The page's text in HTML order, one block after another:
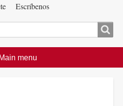
Escríbenos
Main menu